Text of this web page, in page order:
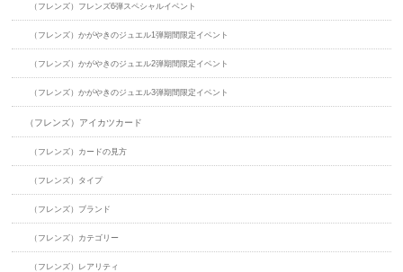
（フレンズ）フレンズ6弾スペシャルイベント
（フレンズ）かがやきのジュエル1弾期間限定イベント
（フレンズ）かがやきのジュエル2弾期間限定イベント
（フレンズ）かがやきのジュエル3弾期間限定イベント
（フレンズ）アイカツカード
（フレンズ）カードの見方
（フレンズ）タイプ
（フレンズ）ブランド
（フレンズ）カテゴリー
（フレンズ）レアリティ